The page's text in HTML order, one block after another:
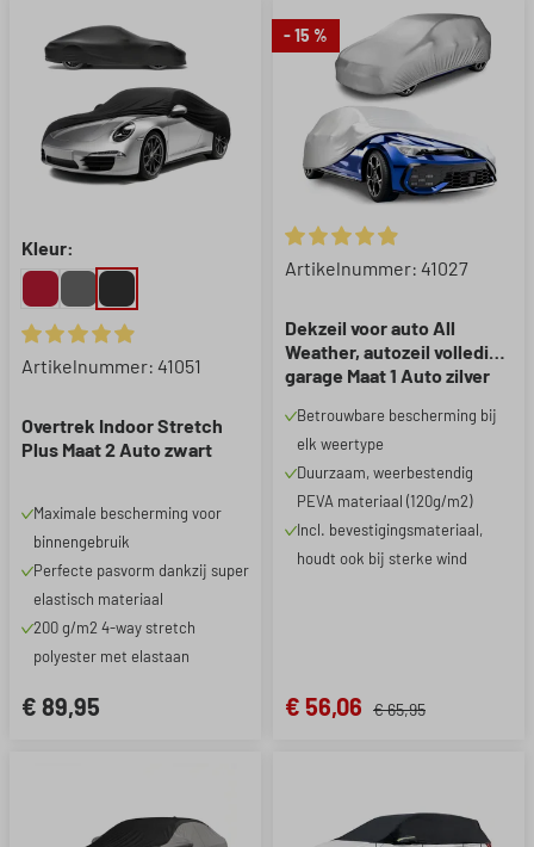
Kleur:
Gemiddelde waardering van 4.95 van 5 sterren
Artikelnummer: 41051
Overtrek Indoor Stretch
Plus Maat 2 Auto zwart
Maximale bescherming voor
binnengebruik
Perfecte pasvorm dankzij super
elastisch materiaal
200 g/m2 4-way stretch
polyester met elastaan
€ 89,95
- 15 %
Gemiddelde waardering van
Artikelnummer: 41027
Dekzeil voor auto All
Weather, autozeil volledige
garage Maat 1 Auto zilver
Betrouwbare bescherming bij
elk weertype
Duurzaam, weerbestendig
PEVA materiaal (120g/m2)
Incl. bevestigingsmateriaal,
houdt ook bij sterke wind
€ 56,06 € 65,95